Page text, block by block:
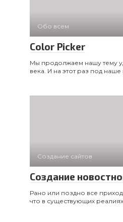
Обо всем
Color Picker
Мы продолжаем нашу тему
века. И на этот раз под
Создание сайтов
Создание
Рано или поздно все
что в существующих